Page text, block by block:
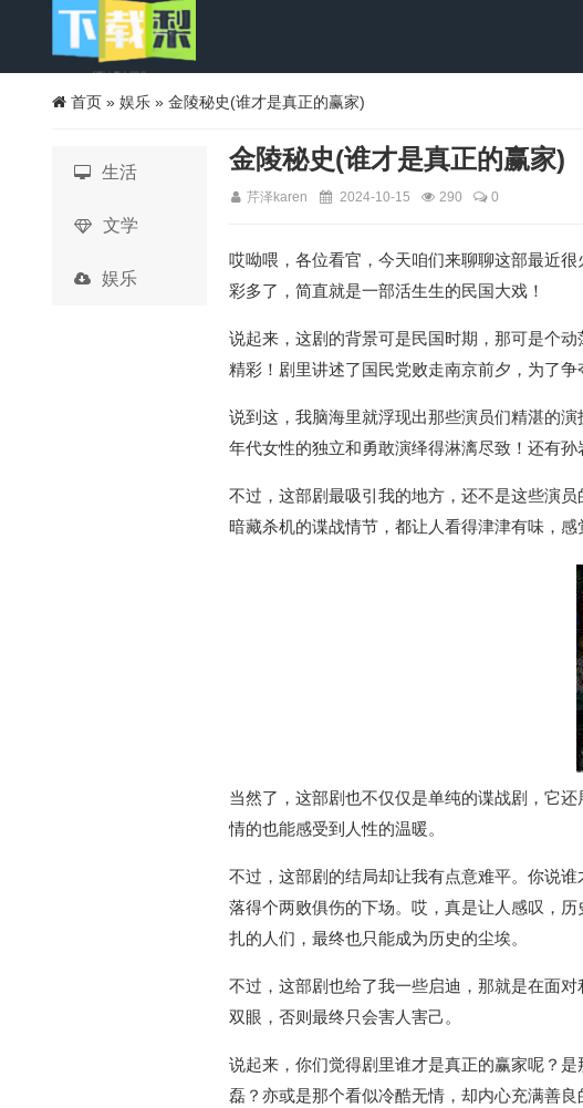
首页 » 娱乐 » 金陵秘史(谁才是真正的赢家)
生活
文学
娱乐
金陵秘史(谁才是真正的赢家)
芹泽karen 2024-10-15 290 0
哎呦喂，各位看官，今天咱们来聊聊这部最近
彩多了，简直就是一部活生生的民国大戏！
说起来，这剧的背景可是民国时期，那可是个
精彩！剧里讲述了国民党败走南京前夕，为了
说到这，我脑海里就浮现出那些演员们精湛的
年代女性的独立和勇敢演绎得淋漓尽致！还有
不过，这部剧最吸引我的地方，还不是这些演
暗藏杀机的谍战情节，都让人看得津津有味，
当然了，这部剧也不仅仅是单纯的谍战剧，它
情的也能感受到人性的温暖。
不过，这部剧的结局却让我有点意难平。你说
落得个两败俱伤的下场。哎，真是让人感叹，
扎的人们，最终也只能成为历史的尘埃。
不过，这部剧也给了我一些启迪，那就是在面
双眼，否则最终只会害人害己。
说起来，你们觉得剧里谁才是真正的赢家呢？
磊？亦或是那个看似冷酷无情，却内心充满善良